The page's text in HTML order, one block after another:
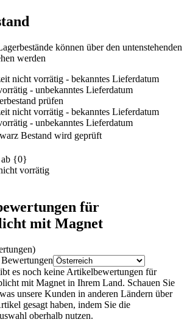
können über den untenstehenden
werden
nicht vorrätig - bekanntes Lieferdatum
- unbekanntes Lieferdatum
prüfen
nicht vorrätig - bekanntes Lieferdatum
- unbekanntes Lieferdatum
Bestand wird geprüft
ab {0}
vorrätig
für
mit Magnet
es noch keine Artikelbewertungen für
mit Magnet in Ihrem Land. Schauen Sie
unsere Kunden in anderen Ländern über
gesagt haben, indem Sie die
oberhalb nutzen.